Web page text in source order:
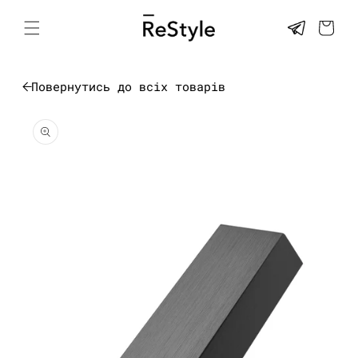
до
контенту
КОШИК
Повернутись до всіх товарів
інформації
про товар